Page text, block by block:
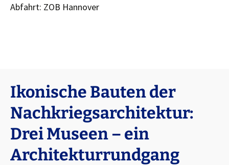
Abfahrt: ZOB Hannover
Ikonische Bauten der
Nachkriegsarchitektur:
Drei Museen – ein
Architekturrundgang